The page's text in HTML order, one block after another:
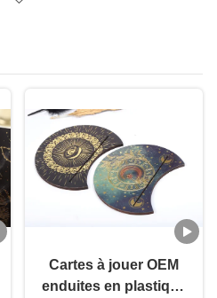
Cartes à jouer OEM
enduites en plastique